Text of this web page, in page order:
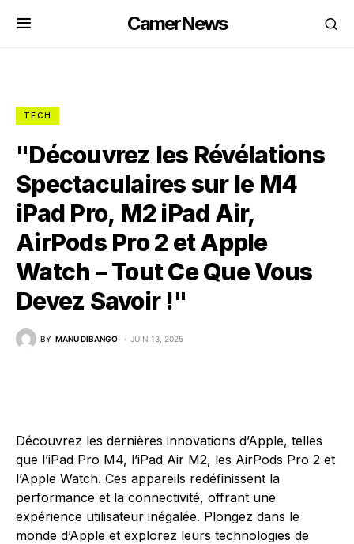
CamerNews
TECH
"Découvrez les Révélations
Spectaculaires sur le M4
iPad Pro, M2 iPad Air,
AirPods Pro 2 et Apple
Watch – Tout Ce Que Vous
Devez Savoir !"
BY MANU DIBANGO JUIN 13, 2025
Découvrez les dernières innovations d’Apple, telles
que l’iPad Pro M4, l’iPad Air M2, les AirPods Pro 2 et
l’Apple Watch. Ces appareils redéfinissent la
performance et la connectivité, offrant une
expérience utilisateur inégalée. Plongez dans le
monde d’Apple et explorez leurs technologies de